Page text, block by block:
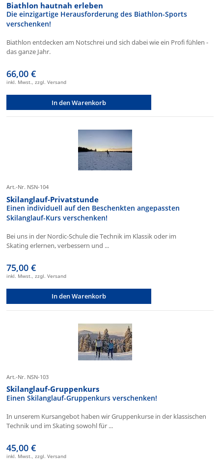
Biathlon hautnah erleben
Die einzigartige Herausforderung des Biathlon-Sports
verschenken!
Biathlon entdecken am Notschrei und sich dabei wie ein Profi fühlen -
das ganze Jahr.
66,00 €
inkl. Mwst., zzgl. Versand
In den Warenkorb
Art.-Nr. NSN-104
Skilanglauf-Privatstunde
Einen individuell auf den Beschenkten angepassten
Skilanglauf-Kurs verschenken!
Bei uns in der Nordic-Schule die Technik im Klassik oder im
Skating erlernen, verbessern und ...
75,00 €
inkl. Mwst., zzgl. Versand
In den Warenkorb
Art.-Nr. NSN-103
Skilanglauf-Gruppenkurs
Einen Skilanglauf-Gruppenkurs verschenken!
In unserem Kursangebot haben wir Gruppenkurse in der klassischen
Technik und im Skating sowohl für ...
45,00 €
inkl. Mwst., zzgl. Versand